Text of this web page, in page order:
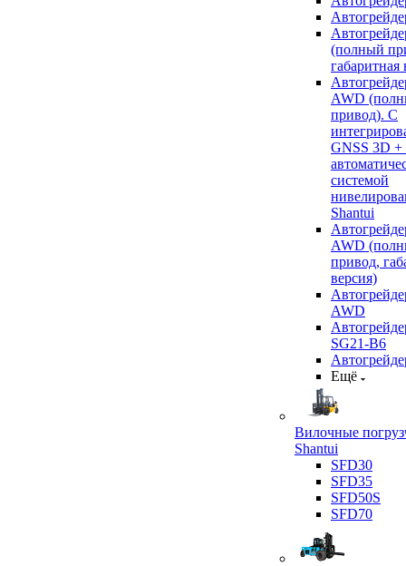
(полный
габаритная
AWD
привод). С
GNSS 3D +
системой
Shantui
AWD
привод,
версия)
AWD
SG21-B6
Ещё
Вилочные
Shantui
SFD30
SFD35
SFD50S
SFD70